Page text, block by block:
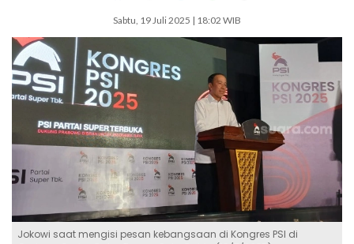
Sabtu, 19 Juli 2025 | 18:02 WIB
Jokowi saat mengisi pesan kebangsaan di Kongres PSI di